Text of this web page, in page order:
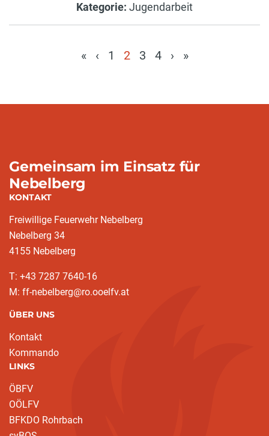
Kategorie: Jugendarbeit
« ‹ 1 2 3 4 › »
Gemeinsam im Einsatz für
Nebelberg
KONTAKT
Freiwillige Feuerwehr Nebelberg
Nebelberg 34
4155 Nebelberg
T: +43 7287 7640-16
M: ff-nebelberg@ro.ooelfv.at
ÜBER UNS
Kontakt
Kommando
LINKS
ÖBFV
OÖLFV
BFKDO Rohrbach